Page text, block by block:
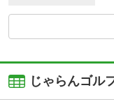
じゃらんゴル